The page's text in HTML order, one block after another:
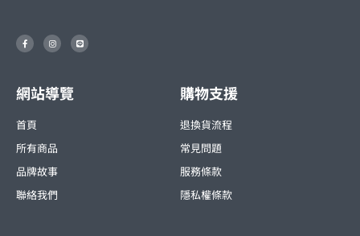
F
a
c
o
k
-
I
n
s
r
a
m
L
i
n
網站導覽
首頁
所有商品
品牌故事
聯絡我們
購物支援
退換貨流程
常見問題
服務條款
隱私權條款